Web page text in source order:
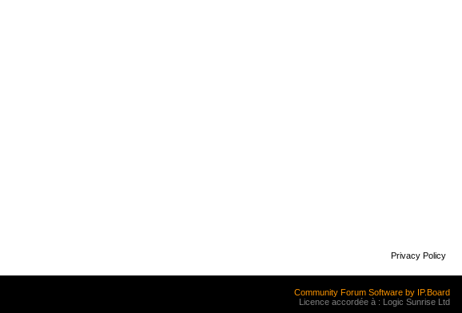
Privacy Policy
Community Forum Software by IP.Board
Licence accordée à : Logic Sunrise Ltd